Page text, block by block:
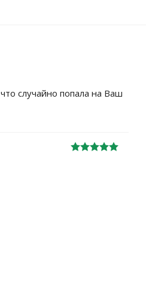
случайно попала на Ваш